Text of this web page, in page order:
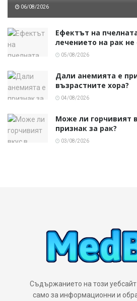
06/08/2026
Ефектът на
лечението на рак не
05/08/2026
Дали анемията е
възрастните хора?
04/08/2026
Може ли горчивият
признак за рак?
03/08/2026
Съдържанието на този
само за информационни и